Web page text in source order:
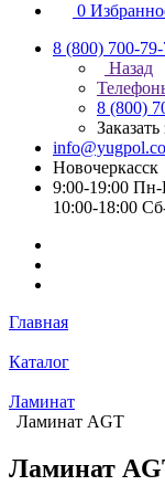
0
8 (800) 700-
Назад
8 (800)
Новочеркаcск
9:00-19:00
10:00-18:00
Главная
Каталог
Ламинат
Ламинат AGT
Ламинат